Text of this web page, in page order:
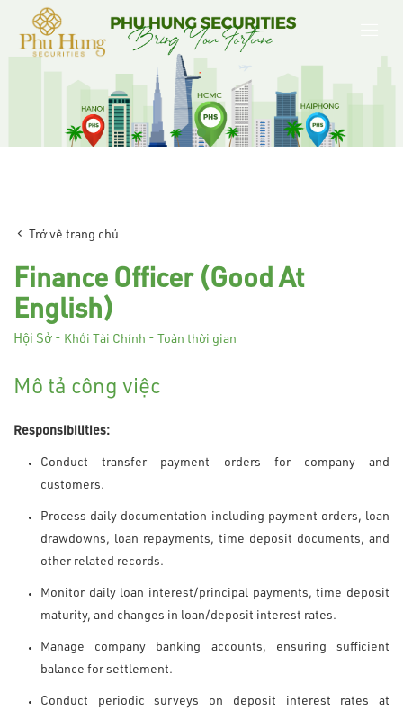
Trở về trang chủ
Finance Officer (Good At
English)
Hội Sở - Khối Tài Chính - Toàn thời gian
Mô tả công việc
Responsibilities:
Conduct transfer payment orders for company and
customers.
Process daily documentation including payment orders, loan
drawdowns, loan repayments, time deposit documents, and
other related records.
Monitor daily loan interest/principal payments, time deposit
maturity, and changes in loan/deposit interest rates.
Manage company banking accounts, ensuring sufficient
balance for settlement.
Conduct periodic surveys on deposit interest rates at